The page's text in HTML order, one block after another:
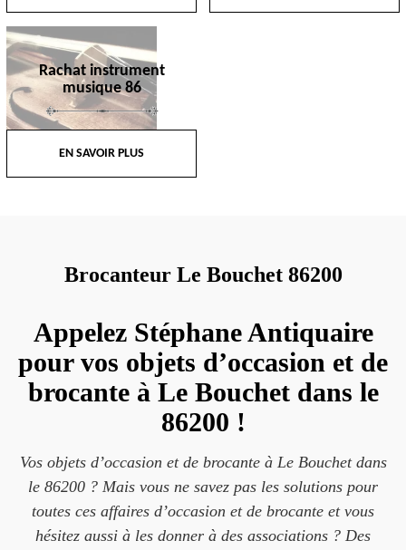
Rachat instrument
musique 86
EN SAVOIR PLUS
Brocanteur Le Bouchet 86200
Appelez Stéphane Antiquaire
pour vos objets d’occasion et de
brocante à Le Bouchet dans le
86200 !
Vos objets d’occasion et de brocante à Le Bouchet dans
le 86200 ? Mais vous ne savez pas les solutions pour
toutes ces affaires d’occasion et de brocante et vous
hésitez aussi à les donner à des associations ? Des